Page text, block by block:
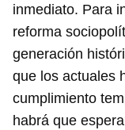
inmediato. Para
reforma
generación
que los actuales
cumplimiento
habrá que